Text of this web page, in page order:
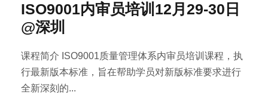
ISO9001内审员培训12月29-30日
@深圳
课程简介 ISO9001质量管理体系内审员培训课程，执
行最新版本标准，旨在帮助学员对新版标准要求进行
全新深刻的...